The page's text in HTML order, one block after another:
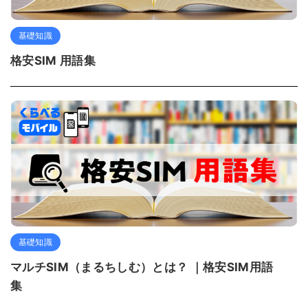
基礎知識
格安SIM 用語集
基礎知識
マルチSIM（まるちしむ）とは？ ｜格安SIM用語
集